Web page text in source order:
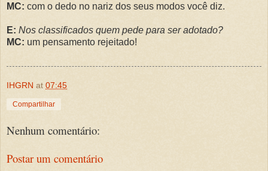
MC: com o dedo no nariz dos seus modos você diz.
E: Nos classificados quem pede para ser adotado?
MC: um pensamento rejeitado!
IHGRN at 07:45
Compartilhar
Nenhum comentário:
Postar um comentário